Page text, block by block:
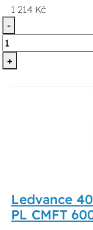
1 214 Kč
-
+
Ledvance
PL CMFT